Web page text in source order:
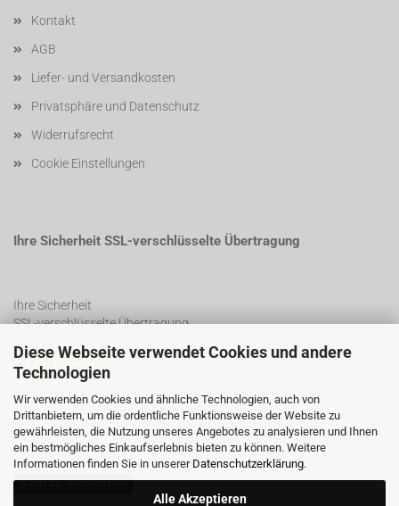
Diese Webseite verwendet Cookies und andere
Technologien
Wir verwenden Cookies und ähnliche Technologien, auch von
Drittanbietern, um die ordentliche Funktionsweise der Website zu
gewährleisten, die Nutzung unseres Angebotes zu analysieren und Ihnen
ein bestmögliches Einkaufserlebnis bieten zu können. Weitere
Informationen finden Sie in unserer Datenschutzerklärung.
Alle Akzeptieren
Kontakt
AGB
Liefer- und Versandkosten
Privatsphäre und Datenschutz
Widerrufsrecht
Cookie Einstellungen
Ihre Sicherheit SSL-verschlüsselte Übertragung
Ihre Sicherheit
SSL-verschlüsselte Übertragung
SSL Certificate
Vertrag widerrufen